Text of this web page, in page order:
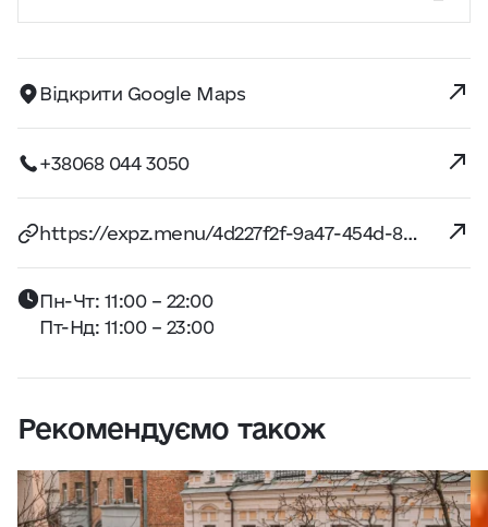
Відкрити Google Maps
+38068 044 3050
https://expz.menu/4d227f2f-9a47-454d-8c70-1b6484d2914b
Пн-Чт: 11:00 – 22:00
Пт-Нд: 11:00 – 23:00
Рекомендуємо також